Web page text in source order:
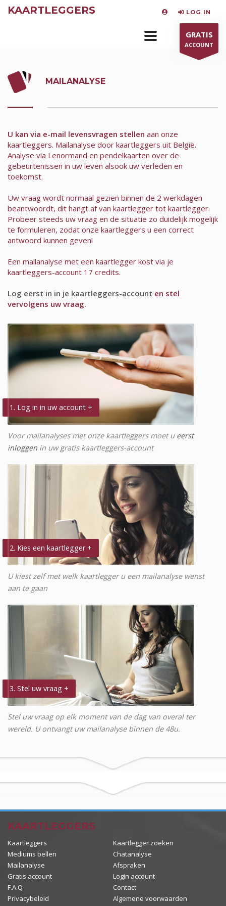
KAARTLEGGERS LOG IN
GRATIS
ACCOUNT
MAILANALYSE
U kan via e-mail levensvragen stellen aan onze
kaartleggers. Mailanalyse door kaartleggers uit België.
Analyse via Lenormand en pendelkaarten over de
gebeurtenissen in uw leven alsook uw verleden en
toekomst.
Uw vraag wordt normaal gezien binnen de 2 werkdagen
beantwoordt, dit hangt af van kaartlegger tot kaartlegger.
Probeer steeds uw vraag en de situatie zo duidelijk mogelijk
te formuleren, zodat onze kaartleggers u een correct
antwoord kunnen geven!
Een mailanalyse met een kaartlegger kost via je
kaartleggers-account 17 credits.
Log eerst in in je kaartleggers-account en stel
vervolgens uw vraag.
1. Log in in uw account +
Voor mailanalyses met onze kaartleggers moet u eerst
inloggen in uw gratis kaartleggers-account
2. Kies een kaartlegger +
U kiest zelf met welk kaartlegger u een mailanalyse wenst
aan te gaan
3. Stel uw vraag +
Stel uw vraag op elk moment van de dag van overal ter
wereld. U ontvangt uw mailanalyse binnen de 48u.
KAARTLEGGERS
Kaartleggers
Kaartlegger zoeken
Mediums bellen
Chatanalyse
Mailanalyse
Afspraken
Gratis account
Login account
F.A.Q
Contact
Privacybeleid
Algemene voorwaarden